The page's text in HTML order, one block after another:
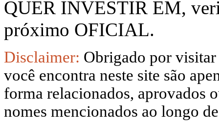
QUER INVESTIR EM,
próximo OFICIAL.
Disclaimer: Obrigado por visitar
você encontra neste site são
forma relacionados, aprovados
nomes mencionados ao longo